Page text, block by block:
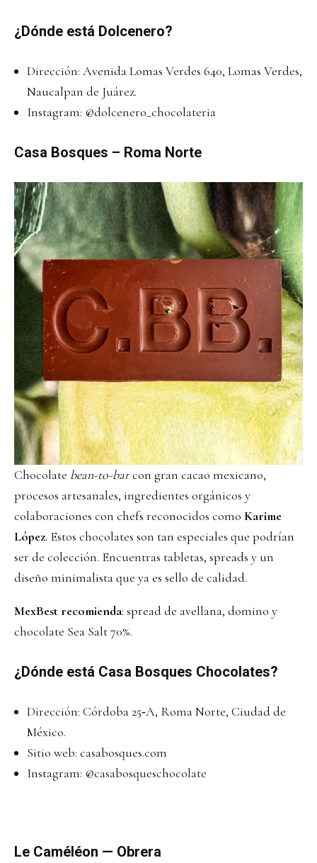
¿Dónde está Dolcenero?
Dirección: Avenida Lomas Verdes 640, Lomas Verdes,
Naucalpan de Juárez.
Instagram: @dolcenero_chocolateria
Casa Bosques – Roma Norte
Chocolate bean-to-barcon gran cacao mexicano,
procesos artesanales, ingredientes orgánicos y
colaboraciones con chefs reconocidos como Karime
López. Estos chocolates son tan especiales que podrían
ser de colección. Encuentras tabletas, spreads y un
diseño minimalista que ya es sello de calidad.
MexBest recomienda: spread de avellana, domino y
chocolate Sea Salt 70%.
¿Dónde está Casa Bosques Chocolates?
Dirección: Córdoba 25‑A, Roma Norte, Ciudad de
México.
Sitio web: casabosques.com
Instagram: @casabosqueschocolate
Le Caméléon — Obrera